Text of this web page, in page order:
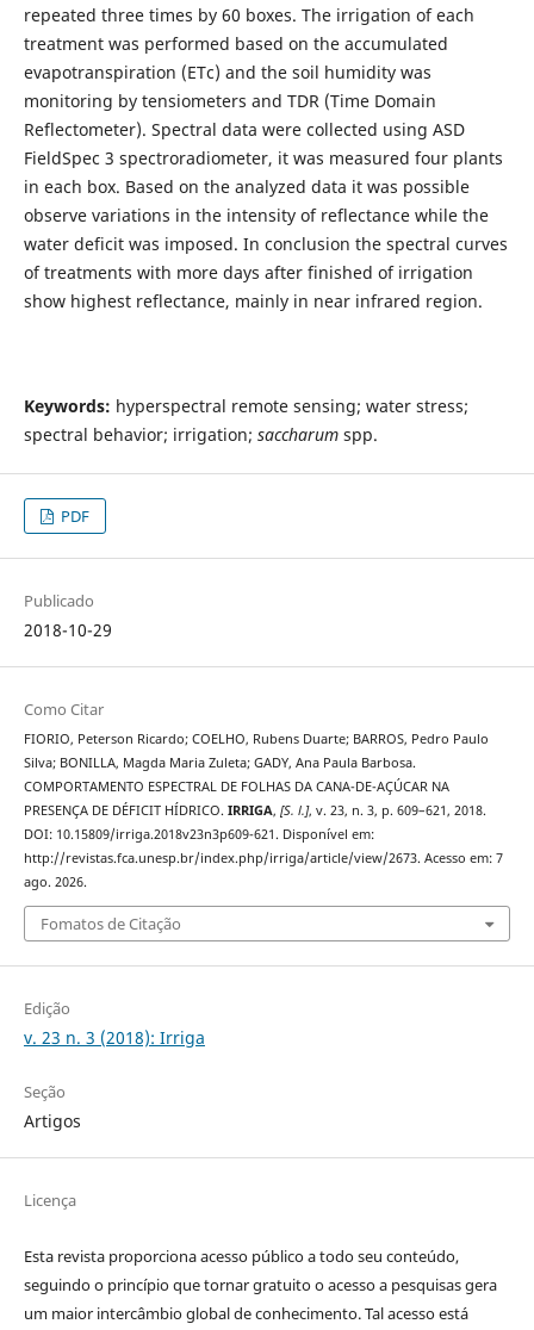
repeated three times by 60 boxes. The irrigation of each
treatment was performed based on the accumulated
evapotranspiration (ETc) and the soil humidity was
monitoring by tensiometers and TDR (Time Domain
Reflectometer). Spectral data were collected using ASD
FieldSpec 3 spectroradiometer, it was measured four plants
in each box. Based on the analyzed data it was possible
observe variations in the intensity of reflectance while the
water deficit was imposed. In conclusion the spectral curves
of treatments with more days after finished of irrigation
show highest reflectance, mainly in near infrared region.
Keywords: hyperspectral remote sensing; water stress;
spectral behavior; irrigation; saccharumspp.
PDF
Publicado
2018-10-29
Como Citar
FIORIO, Peterson Ricardo; COELHO, Rubens Duarte; BARROS, Pedro Paulo
Silva; BONILLA, Magda Maria Zuleta; GADY, Ana Paula Barbosa.
COMPORTAMENTO ESPECTRAL DE FOLHAS DA CANA-DE-AÇÚCAR NA
PRESENÇA DE DÉFICIT HÍDRICO. IRRIGA, [S. l.], v. 23, n. 3, p. 609–621, 2018.
DOI: 10.15809/irriga.2018v23n3p609-621. Disponível em:
http://revistas.fca.unesp.br/index.php/irriga/article/view/2673. Acesso em: 7
ago. 2026.
Fomatos de Citação
Edição
v. 23 n. 3 (2018): Irriga
Seção
Artigos
Licença
Esta revista proporciona acesso público a todo seu conteúdo,
seguindo o princípio que tornar gratuito o acesso a pesquisas gera
um maior intercâmbio global de conhecimento. Tal acesso está